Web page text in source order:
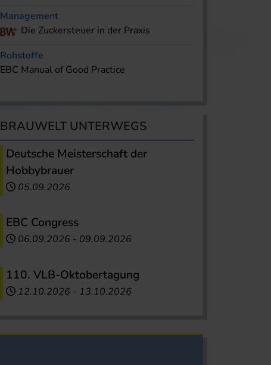
Management
Die Zuckersteuer in der Praxis
Rohstoffe
EBC Manual of Good Practice
BRAUWELT UNTERWEGS
Deutsche Meisterschaft der
Hobbybrauer
05.09.2026
EBC Congress
06.09.2026 - 09.09.2026
110. VLB-Oktobertagung
12.10.2026 - 13.10.2026